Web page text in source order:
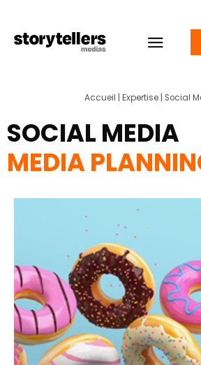
Accueil Expertise| Social
SOCIAL MEDIA
MEDIA